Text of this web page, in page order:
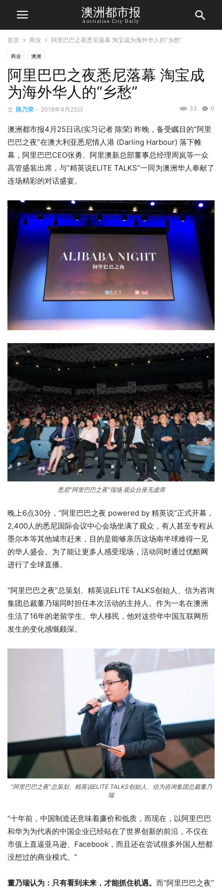
澳洲都市报
Australian City Daily
首页 商业 阿里巴巴之夜悉尼落幕 淘宝成为海外华人的“乡愁”
商业 澳洲
阿里巴巴之夜悉尼落幕 淘宝成
为海外华人的“乡愁”
文 陈乃荣 - 2018年4月25日 0
33
澳洲都市报4月25日讯(实习记者 陈荣) 昨晚，备受瞩目的“阿里
巴巴之夜”在澳大利亚悉尼情人港 (Darling Harbour) 落下帷
幕，阿里巴巴CEO张勇、阿里澳新总部董事总经理周岚等一众
高管盛装出席，与“精英说ELITE TALKS”一同为澳洲华人奉献了
连场精彩的对话盛宴。
悉尼“阿里巴巴之夜”现场 观众台座无虚席
晚上6点30分，“阿里巴巴之夜 powered by 精英说”正式开幕，
2,400人的悉尼国际会议中心会场坐满了观众，有人甚至专程从
墨尔本等其他城市赶来，目的是能够亲历这场南半球难得一见
的华人盛会。为了能让更多人感受现场，活动同时通过优酷网
进行了全球直播。
“阿里巴巴之夜”总策划、精英说ELITE TALKS创始人、信为咨询
集团总裁董乃瑞同时担任本次活动的主持人。作为一名在澳洲
生活了16年的老留学生、华人移民，他对这些年中国互联网所
发生的变化感慨颇深。
“阿里巴巴之夜”总策划、精英说ELITE TALKS创始人、信为咨询集团总裁董乃
瑞
“十年前，中国制造还意味着廉价和低质，而现在，以阿里巴巴
和华为为代表的中国企业已经站在了世界创新的前沿，不仅在
市值上直逼亚马逊、Facebook，而且还在尝试很多外国人想都
没想过的商业模式。”
董乃瑞认为：只有看到未来，才能抓住机遇。 而“阿里巴巴之夜”